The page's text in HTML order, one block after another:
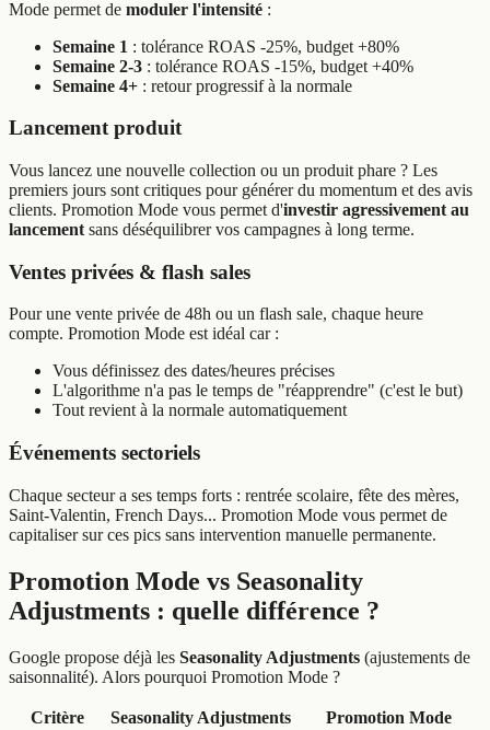
Mode permet de moduler l'intensité :
Semaine 1 : tolérance ROAS -25%, budget +80%
Semaine 2-3 : tolérance ROAS -15%, budget +40%
Semaine 4+ : retour progressif à la normale
Lancement produit
Vous lancez une nouvelle collection ou un produit phare ? Les
premiers jours sont critiques pour générer du momentum et des avis
clients. Promotion Mode vous permet d'investir agressivement au
lancement sans déséquilibrer vos campagnes à long terme.
Ventes privées & flash sales
Pour une vente privée de 48h ou un flash sale, chaque heure
compte. Promotion Mode est idéal car :
Vous définissez des dates/heures précises
L'algorithme n'a pas le temps de "réapprendre" (c'est le but)
Tout revient à la normale automatiquement
Événements sectoriels
Chaque secteur a ses temps forts : rentrée scolaire, fête des mères,
Saint-Valentin, French Days... Promotion Mode vous permet de
capitaliser sur ces pics sans intervention manuelle permanente.
Promotion Mode vs Seasonality
Adjustments : quelle différence ?
Google propose déjà les Seasonality Adjustments (ajustements de
saisonnalité). Alors pourquoi Promotion Mode ?
Critère Seasonality Adjustments
Promotion Mode